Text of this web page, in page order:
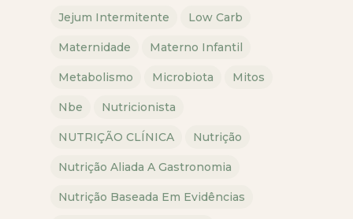
Jejum Intermitente Low Carb
Maternidade Materno Infantil
Metabolismo Microbiota Mitos
Nbe Nutricionista
NUTRIÇÃO CLÍNICA Nutrição
Nutrição Aliada A Gastronomia
Nutrição Baseada Em Evidências